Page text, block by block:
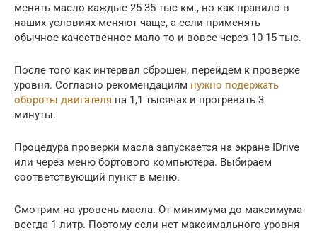
менять масло каждые 25-35 тыс км., но как правило в
наших условиях меняют чаще, а если применять
обычное качественное мало то и вовсе через 10-15 тыс.
После того как интервал сброшен, перейдем к проверке
уровня. Согласно рекомендациям нужно подержать
обороты двигателя на 1,1 тысячах и прогревать 3
минуты.
Процедура проверки масла запускается на экране IDrive
или через меню бортового компьютера. Выбираем
соответствующий пункт в меню.
Смотрим на уровень масла. От минимума до максимума
всегда 1 литр. Поэтому если нет максимального уровня